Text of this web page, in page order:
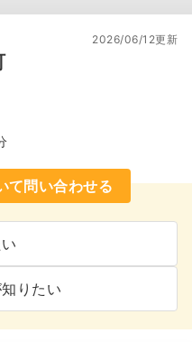
2026/06/12更新
て問い合わせる
りたい